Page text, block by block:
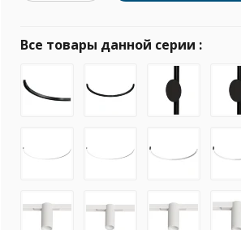
Все товары данной серии :